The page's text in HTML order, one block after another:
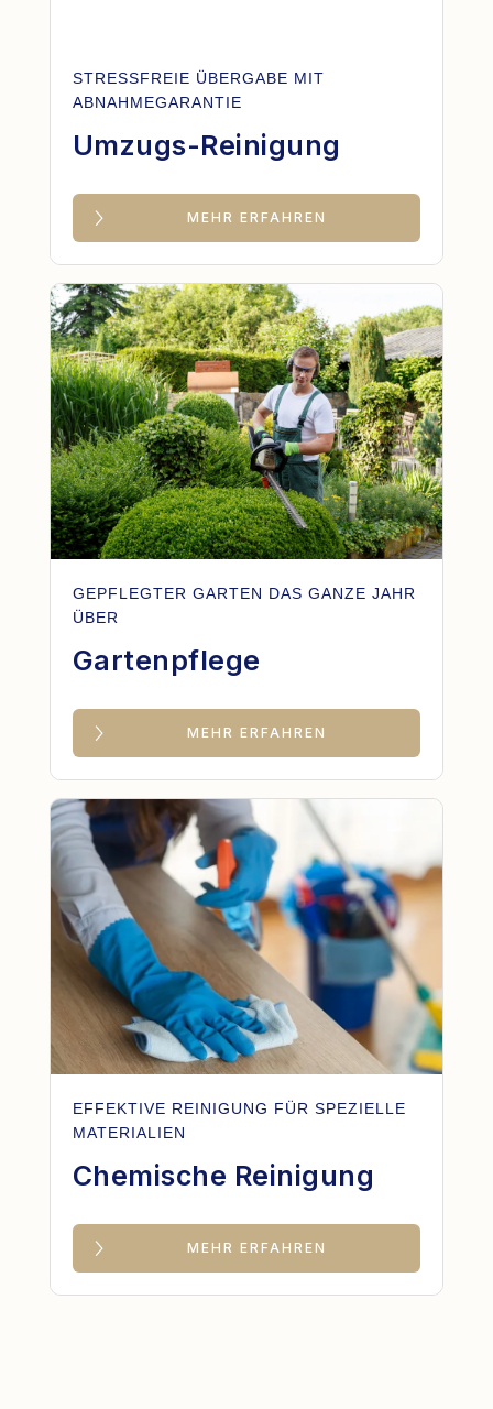
STRESSFREIE ÜBERGABE MIT
ABNAHMEGARANTIE
Umzugs-Reinigung
MEHR ERFAHREN
GEPFLEGTER GARTEN DAS GANZE JAHR
ÜBER
Gartenpflege
MEHR ERFAHREN
EFFEKTIVE REINIGUNG FÜR SPEZIELLE
MATERIALIEN
Chemische Reinigung
MEHR ERFAHREN